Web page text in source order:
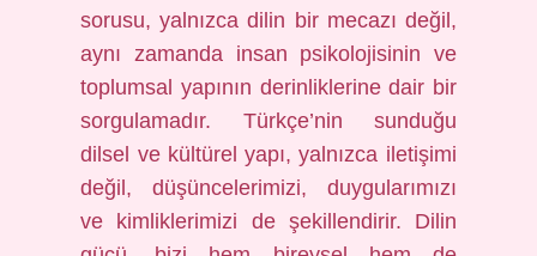
sorusu, yalnızca dilin bir mecazı değil,
aynı zamanda insan psikolojisinin ve
toplumsal yapının derinliklerine dair bir
sorgulamadır. Türkçe’nin sunduğu
dilsel ve kültürel yapı, yalnızca iletişimi
değil, düşüncelerimizi, duygularımızı
ve kimliklerimizi de şekillendirir. Dilin